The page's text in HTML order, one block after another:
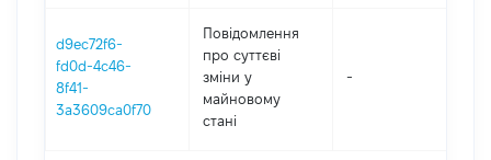
d9ec72f6-
fd0d-4c46-
8f41-
3a3609ca0f70
Повідомлення
про суттєві
зміни y
майновому
стані
-